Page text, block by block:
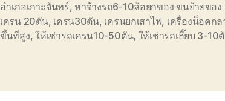
อำเภอเกาะจันทร์, หาจ้างรถ6-10ล้อยกของ ขนย้ายขอ
เครน 20ตัน, เครน30ตัน, เครนยกเสาไฟ, เครื่องน็อคกล
ขึ้นที่สูง,ให้เช่ารถเครน10-50ตัน, ให้เช่ารถเฮี๊ยบ 3-10